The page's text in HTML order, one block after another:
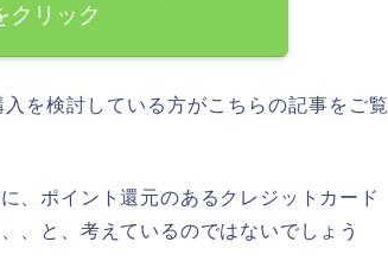
クリック
を検討している方がこちらの記事をご覧
、ポイント還元のあるクレジットカード
、と、考えているのではないでしょう